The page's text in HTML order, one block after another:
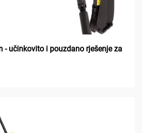
- učinkovito i pouzdano rješenje za